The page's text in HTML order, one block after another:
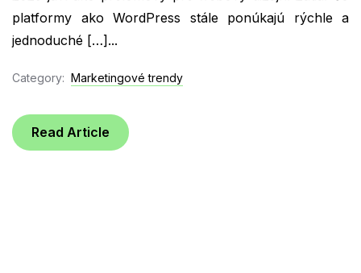
platformy ako WordPress stále ponúkajú rýchle a
jednoduché […]...
Category: Marketingové trendy
Read Article